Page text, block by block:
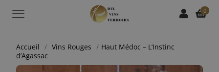
0
Accueil / Vins Rouges / Haut Médoc – L’Instinc
d’Agassac